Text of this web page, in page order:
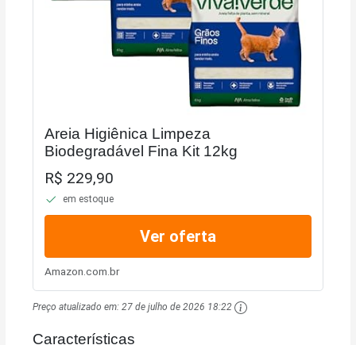
Areia Higiênica Limpeza
Biodegradável Fina Kit 12kg
R$ 229,90
em estoque
Ver oferta
Amazon.com.br
Preço atualizado em:27 de julho de 2026 18:22
Características